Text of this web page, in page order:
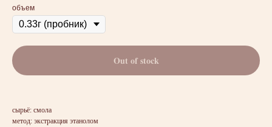
объем
Out of stock
сырьё: смола
метод: экстракция этанолом